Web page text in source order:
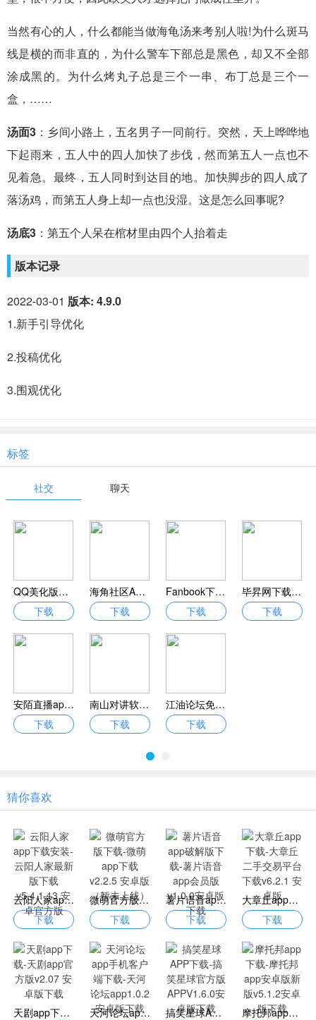
当然有心的人，什么都能当做海龟汤来考别人啦!为什么斑马
线是横的而非直的，为什么警车下部总是黑色，却又不全部
涂成黑的。为什么烤丸子总是三个一串、布丁总是三个一
盒，……
汤面3 ：乡间小路上，五名男子一同前行。突然，天上哗哗地
下起雨来，五人中的四人加快了步伐，然而第五人一点也不
见着急。最终，五人同时到达目的地。加快脚步的四人成了
落汤鸡，而第五人身上却一点也没湿。这是怎么回事呢?
汤底3 ：第五个人呆在棺材里由四个人抬着走
版本记录
2022-03-01 版本: 4.9.0
1.新手引导优化
2.投稿优化
3.围观优化
标签
社交 聊天
QQ美化版无需root安卓版下载-QQ官方免费版v1.01
下载
海角社区APP首页下载-海角社区APP安卓下载免费最新版
下载
Fanbook下载安装-Fanbook官网版APPv1.6.58安卓最新版下载
下载
毕昇网下载-毕昇网app下载v4.0.6 安卓版
下载
安陌直播app下载-安陌直播官方app下载v3.2.7 安卓版
下载
南山对讲软件下载-南山对讲手机app对讲机下载v4.4.1 安卓官方版
下载
江油论坛免费下载安装-江油论坛app下载v1.6.28 安卓最新版
下载
猜你喜欢
云阳人家app下载安装-云阳人家最新版下载v5.4.1.13 安卓官方版
下载
微萌官方版下载-微萌app下载v2.2.5 安卓版（暂未上线）
下载
薯片语音app破解版下载-薯片语音app会员版v1.0.0安卓版下载
下载
大章丘app下载-大章丘二手交易平台下载v6.2.1 安卓版
下载
天剧app下载-天剧app官方版v2.07 安卓版下载
天河论坛app手机客户端下载-天河论坛app1.0.2安卓版下载
搞笑星球APP下载-搞笑星球官方版APPV1.6.0安卓版下载
摩托邦app下载-摩托邦app安卓版新版v5.1.2安卓版下载